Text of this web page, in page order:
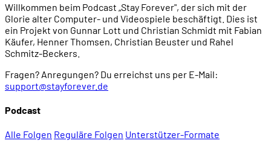
Willkommen beim Podcast „Stay Forever", der sich mit der
Glorie alter Computer- und Videospiele beschäftigt. Dies ist
ein Projekt von Gunnar Lott und Christian Schmidt mit Fabian
Käufer, Henner Thomsen, Christian Beuster und Rahel
Schmitz-Beckers.
Fragen? Anregungen? Du erreichst uns per E-Mail:
support@stayforever.de
Podcast
Alle Folgen Reguläre Folgen Unterstützer-Formate